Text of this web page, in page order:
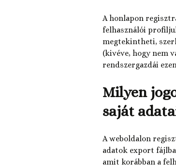
A honlapon
felhasználói
megtekintheti,
(kivéve, hogy nem
rendszergazdái
Milyen
saját
A weboldalon
adatok export
amit korábban a